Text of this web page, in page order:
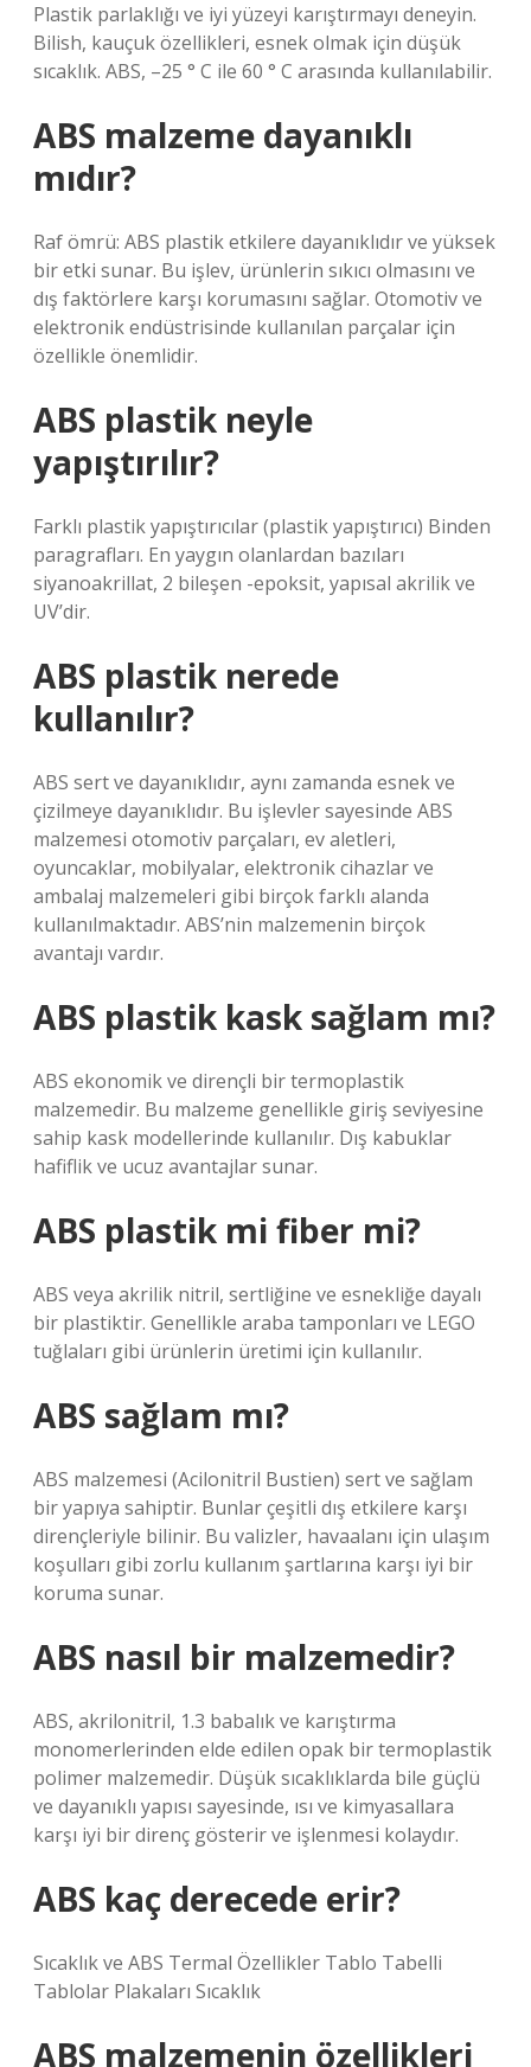
Plastik parlaklığı ve iyi yüzeyi karıştırmayı deneyin.
Bilish, kauçuk özellikleri, esnek olmak için düşük
sıcaklık. ABS, –25 ° C ile 60 ° C arasında kullanılabilir.
ABS malzeme dayanıklı
mıdır?
Raf ömrü: ABS plastik etkilere dayanıklıdır ve yüksek
bir etki sunar. Bu işlev, ürünlerin sıkıcı olmasını ve
dış faktörlere karşı korumasını sağlar. Otomotiv ve
elektronik endüstrisinde kullanılan parçalar için
özellikle önemlidir.
ABS plastik neyle
yapıştırılır?
Farklı plastik yapıştırıcılar (plastik yapıştırıcı) Binden
paragrafları. En yaygın olanlardan bazıları
siyanoakrillat, 2 bileşen -epoksit, yapısal akrilik ve
UV’dir.
ABS plastik nerede
kullanılır?
ABS sert ve dayanıklıdır, aynı zamanda esnek ve
çizilmeye dayanıklıdır. Bu işlevler sayesinde ABS
malzemesi otomotiv parçaları, ev aletleri,
oyuncaklar, mobilyalar, elektronik cihazlar ve
ambalaj malzemeleri gibi birçok farklı alanda
kullanılmaktadır. ABS’nin malzemenin birçok
avantajı vardır.
ABS plastik kask sağlam mı?
ABS ekonomik ve dirençli bir termoplastik
malzemedir. Bu malzeme genellikle giriş seviyesine
sahip kask modellerinde kullanılır. Dış kabuklar
hafiflik ve ucuz avantajlar sunar.
ABS plastik mi fiber mi?
ABS veya akrilik nitril, sertliğine ve esnekliğe dayalı
bir plastiktir. Genellikle araba tamponları ve LEGO
tuğlaları gibi ürünlerin üretimi için kullanılır.
ABS sağlam mı?
ABS malzemesi (Acilonitril Bustien) sert ve sağlam
bir yapıya sahiptir. Bunlar çeşitli dış etkilere karşı
dirençleriyle bilinir. Bu valizler, havaalanı için ulaşım
koşulları gibi zorlu kullanım şartlarına karşı iyi bir
koruma sunar.
ABS nasıl bir malzemedir?
ABS, akrilonitril, 1.3 babalık ve karıştırma
monomerlerinden elde edilen opak bir termoplastik
polimer malzemedir. Düşük sıcaklıklarda bile güçlü
ve dayanıklı yapısı sayesinde, ısı ve kimyasallara
karşı iyi bir direnç gösterir ve işlenmesi kolaydır.
ABS kaç derecede erir?
Sıcaklık ve ABS Termal Özellikler Tablo Tabelli
Tablolar Plakaları Sıcaklık
ABS malzemenin özellikleri